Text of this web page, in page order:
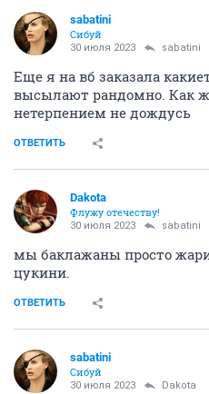
sabatini
Сибуй
30 июля 2023 sabatini
Еще я на вб заказала
высылают рандомно. Как
нетерпением не дождусь
ОТВЕТИТЬ
Dаkota
Флужу отечеству!
30 июля 2023 sabatini
мы баклажаны просто
цукини.
ОТВЕТИТЬ
sabatini
Сибуй
30 июля 2023 Dаkota